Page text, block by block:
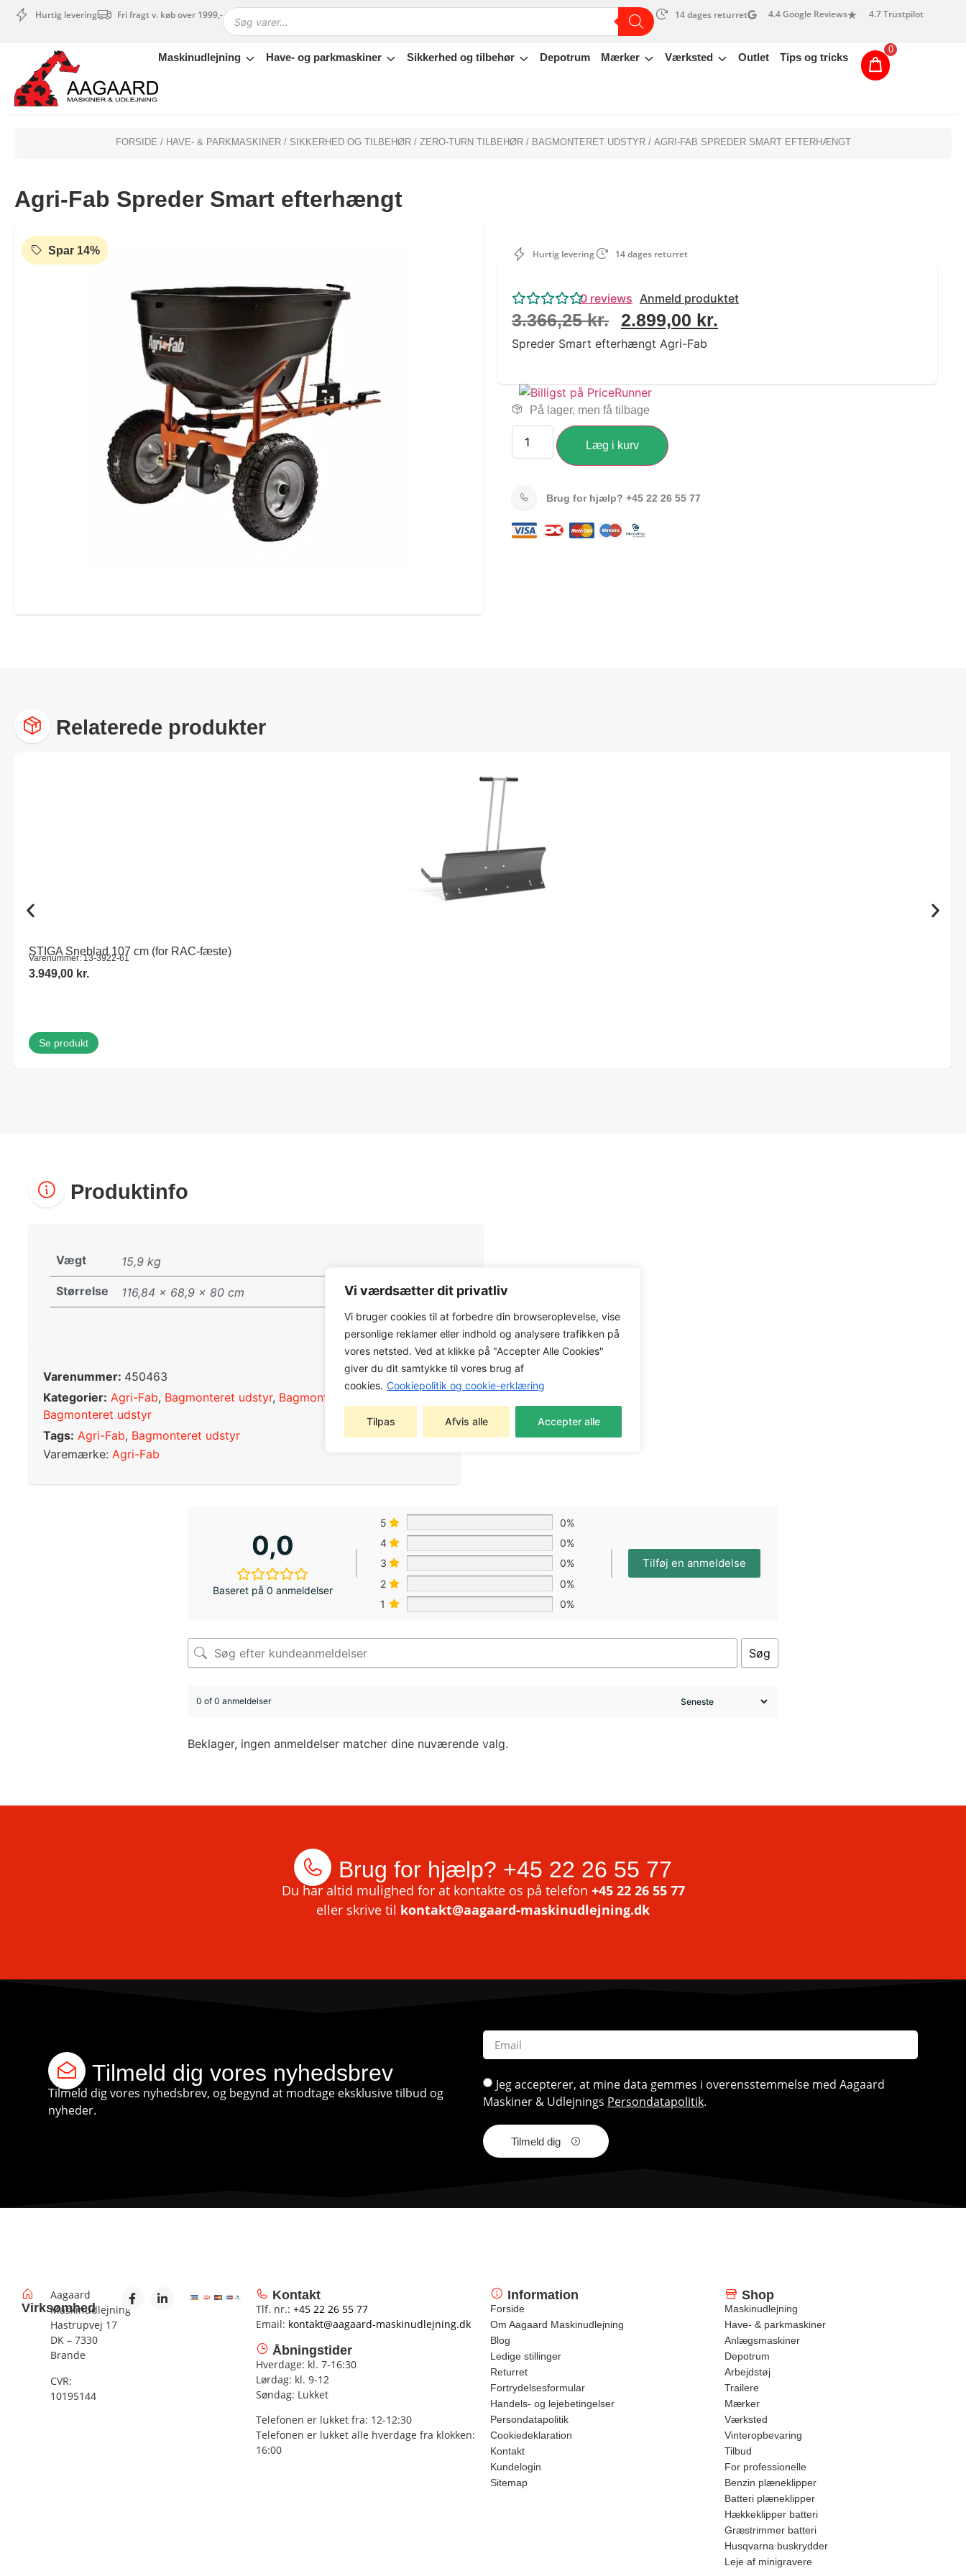
Vi værdsætter dit privatliv
Vi bruger cookies til at forbedre din browseroplevelse, vise
personlige reklamer eller indhold og analysere trafikken på
vores netsted. Ved at klikke på "Accepter Alle Cookies"
giver du dit samtykke til vores brug af
cookies. Cookiepolitik og cookie-erklæring
Tilpas Afvis alle Accepter alle
Hurtig levering Fri fragt v. køb over 1999,- 14 dages returret 4.4 Google Reviews 4.7 Trustpilot
Maskinudlejning Have- og parkmaskiner Sikkerhed og tilbehør Depotrum Mærker Værksted Outlet Tips og tricks
0
Maskinudlejning
Have- og parkmaskiner
Sikkerhed og tilbehør
Outlet
Tips og tricks
4.4 Google Reviews
4.7 Trustpilot
FORSIDE / HAVE- & PARKMASKINER/ SIKKERHED OG TILBEHØR/ ZERO-TURN TILBEHØR/ BAGMONTERET UDSTYR/ AGRI-FAB SPREDER SMART EFTERHÆNGT
Agri-Fab Spreder Smart efterhængt
Spar 14% Hurtig levering 14 dages returret
0 reviews Anmeld produktet
3.366,25kr. 2.899,00 kr.
Spreder Smart efterhængt Agri-Fab
På lager, men få tilbage
Læg i kurv
Brug for hjælp? +45 22 26 55 77
Relaterede produkter
STIGA Sneblad 107 cm (for RAC-fæste)
Varenummer: 13-3922-61
3.949,00 kr.
Se produkt
Produktinfo
Vægt 15,9 kg
Størrelse 116,84 × 68,9 × 80 cm
Varenummer: 450463
Kategorier: Agri-Fab, Bagmonteret udstyr, Bagmonteret udstyr
Bagmonteret udstyr
Tags: Agri-Fab, Bagmonteret udstyr
Varemærke: Agri-Fab
0,0
Baseret på 0 anmeldelser
5
0%
4
0%
3
0%
2
0%
1
0%
Tilføj en anmeldelse
Søg
0 of 0 anmeldelser
Beklager, ingen anmeldelser matcher dine nuværende valg.
Brug for hjælp? +45 22 26 55 77
Du har altid mulighed for at kontakte os på telefon +45 22 26 55 77
eller skrive til kontakt@aagaard-maskinudlejning.dk
Tilmeld dig vores nyhedsbrev
Tilmeld dig vores nyhedsbrev, og begynd at modtage eksklusive tilbud og
nyheder.
Jeg accepterer, at mine data gemmes i overensstemmelse med Aagaard
Maskiner & Udlejnings Persondatapolitik.
Tilmeld dig
Virksomhed
Aagaard
Maskinudlejning
Hastrupvej 17
DK – 7330
Brande
CVR:
10195144
Kontakt
Tlf. nr.: +45 22 26 55 77
Email: kontakt@aagaard-maskinudlejning.dk
Åbningstider
Hverdage: kl. 7-16:30
Lørdag: kl. 9-12
Søndag: Lukket
Telefonen er lukket fra: 12-12:30
Telefonen er lukket alle hverdage fra klokken:
16:00
Information
Forside
Om Aagaard Maskinudlejning
Blog
Ledige stillinger
Returret
Fortrydelsesformular
Handels- og lejebetingelser
Persondatapolitik
Cookiedeklaration
Kontakt
Kundelogin
Sitemap
Shop
Maskinudlejning
Have- & parkmaskiner
Anlægsmaskiner
Depotrum
Arbejdstøj
Trailere
Mærker
Værksted
Vinteropbevaring
Tilbud
For professionelle
Benzin plæneklipper
Batteri plæneklipper
Hækkeklipper batteri
Græstrimmer batteri
Husqvarna buskrydder
Leje af minigravere